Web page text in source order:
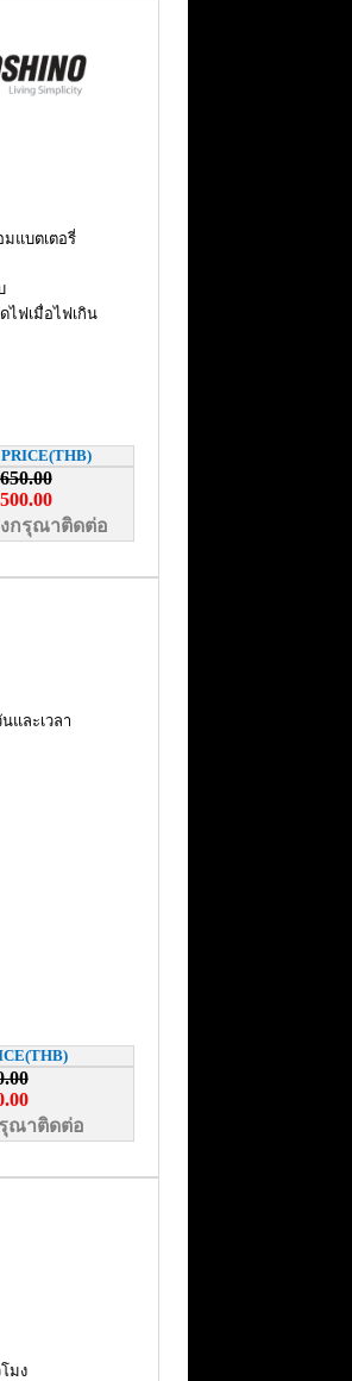
แบตเตอรี่
ไฟเมื่อไฟเกิน
650.00
500.00
กรุณาติดต่อ
และเวลา
ณาติดต่อ
มง